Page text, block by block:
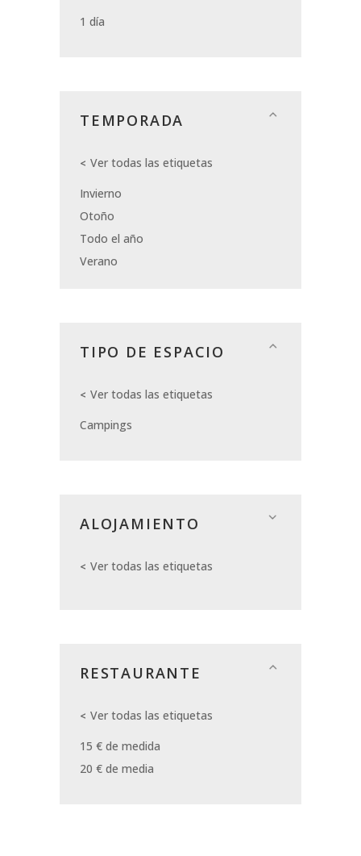
1 día
TEMPORADA
Ver todas las etiquetas
Invierno
Otoño
Todo el año
Verano
TIPO DE ESPACIO
Ver todas las etiquetas
Campings
ALOJAMIENTO
Ver todas las etiquetas
RESTAURANTE
Ver todas las etiquetas
15 € de medida
20 € de media